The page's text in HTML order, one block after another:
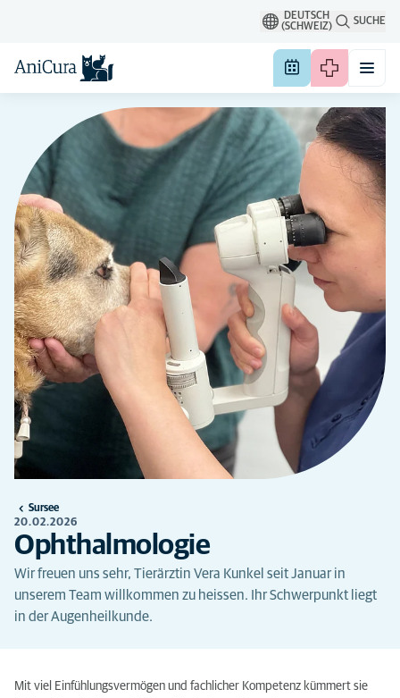
DEUTSCH
(SCHWEIZ)
SUCHE
Sursee
20.02.2026
Ophthalmologie
Wir freuen uns sehr, Tierärztin Vera Kunkel seit Januar in
unserem Team willkommen zu heissen. Ihr Schwerpunkt liegt
in der Augenheilkunde.
Mit viel Einfühlungsvermögen und fachlicher Kompetenz kümmert sie